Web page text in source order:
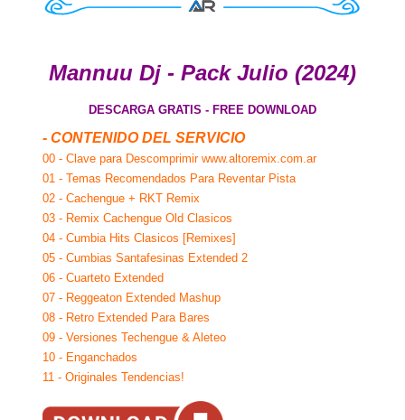
Mannuu Dj - Pack Julio (2024)
DESCARGA GRATIS - FREE DOWNLOAD
- CONTENIDO DEL SERVICIO
00 - Clave para Descomprimir www.altoremix.com.ar
01 - Temas Recomendados Para Reventar Pista
02 - Cachengue + RKT Remix
03 - Remix Cachengue Old Clasicos
04 - Cumbia Hits Clasicos [Remixes]
05 - Cumbias Santafesinas Extended 2
06 - Cuarteto Extended
07 - Reggeaton Extended Mashup
08 - Retro Extended Para Bares
09 - Versiones Techengue & Aleteo
10 - Enganchados
11 - Originales Tendencias!